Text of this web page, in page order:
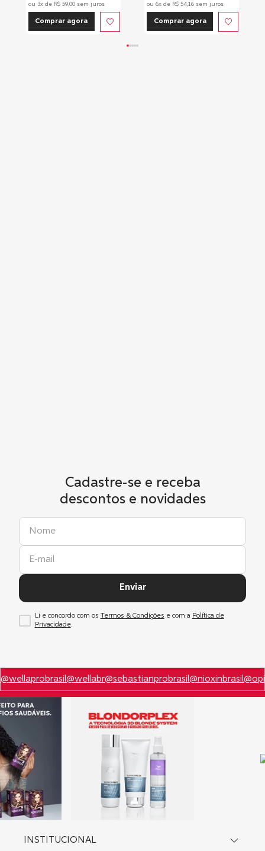
ou 3x de R$ 59,00sem juros
Comprar agora
ou6x de R$ 54,16 sem juros
Comprar agora
Cadastre-se e receba
descontos e novidades
Enviar
Li e concordo com os Termos & Condições e com a Política de
Privacidade.
@wellaprobrasil@wellabr@sebastianprobrasil@nioxinbrasil
INSTITUCIONAL